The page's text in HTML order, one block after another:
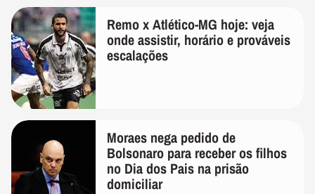
Remo x Atlético-MG hoje: veja
onde assistir, horário e prováveis
escalações
Moraes nega pedido de
Bolsonaro para receber os filhos
no Dia dos Pais na prisão
domiciliar